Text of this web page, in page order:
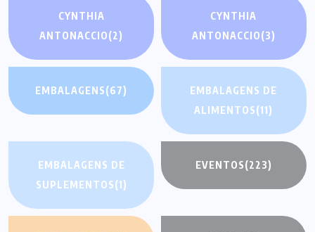
CYNTHIA
ANTONACCIO(2)
CYNTHIA
ANTONACCIO(3)
EMBALAGENS(67)
EMBALAGENS DE
ALIMENTOS(11)
EMBALAGENS DE
SUPLEMENTOS(1)
EVENTOS(223)